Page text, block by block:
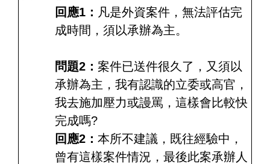
回應1： 凡是外資案件，無法評估完
成時間，須以承辦為主。
問題2： 案件已送件很久了，又須以
承辦為主，我有認識的立委或高官，
我去施加壓力或謾罵，這樣會比較快
完成嗎?
回應2： 本所不建議，既往經驗中，
曾有這樣案件情況，最後此案承辦人